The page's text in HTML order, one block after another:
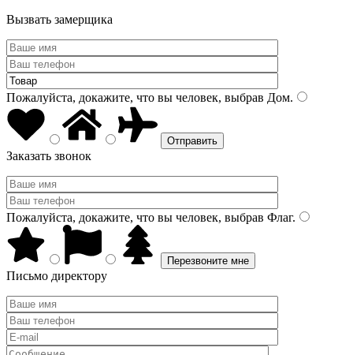
Вызвать замерщика
Пожалуйста, докажите, что вы человек, выбрав Дом.
Заказать звонок
Пожалуйста, докажите, что вы человек, выбрав Флаг.
Письмо директору